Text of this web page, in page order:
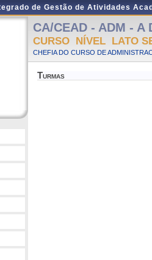
de Gestão de Atividades
CA/CEAD - ADM - A
CURSO NÍVEL LATO
CHEFIA DO CURSO DE
Turmas